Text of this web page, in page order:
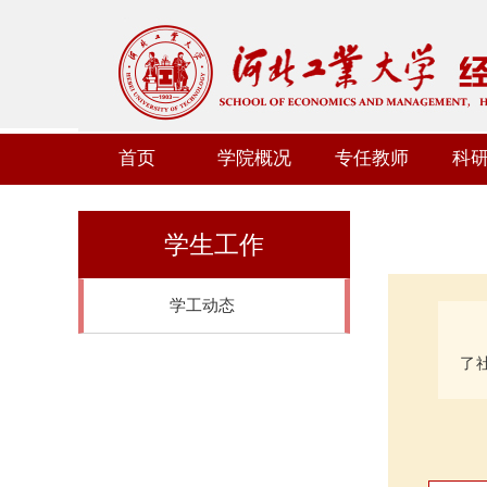
首页 学院概况 专任教师 科
学生工作
学工动态
了